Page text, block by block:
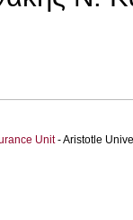
Unit- Aristotle